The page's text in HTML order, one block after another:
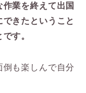
作業を終えて出国
きたということ
す。
も楽しんで自分